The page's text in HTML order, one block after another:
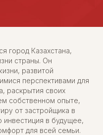
город Казахстана,
страны. Он
развитой
перспективами для
раскрытия своих
собственном опыте,
от застройщика в
инвестиция в будущее,
для всей семьи.